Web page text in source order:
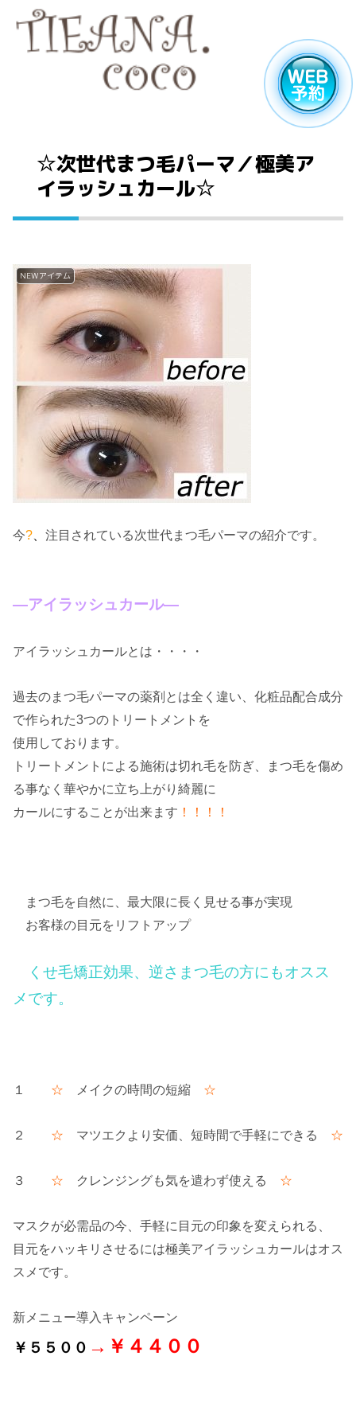
☆次世代まつ毛パーマ／極美ア
イラッシュカール☆
NEWアイテム
今? 注目されている次世代まつ毛パーマの紹介です。
―アイラッシュカール―
アイラッシュカールとは・・・・
過去のまつ毛パーマの薬剤とは全く違い、化粧品配合成分
で作られた3つのトリートメントを
使用しております。
トリートメントによる施術は切れ毛を防ぎ、まつ毛を傷め
る事なく華やかに立ち上がり綺麗に
カールにすることが出来ます ！！！！
まつ毛を自然に、最大限に長く見せる事が実現
お客様の目元をリフトアップ
くせ毛矯正効果、逆さまつ毛の方にもオスス
メです。
１ ☆ メイクの時間の短縮 ☆
２ ☆ マツエクより安価、短時間で手軽にできる ☆
３ ☆ クレンジングも気を遣わず使える ☆
マスクが必需品の今、手軽に目元の印象を変えられる、
目元をハッキリさせるには極美アイラッシュカールはオス
スメです。
新メニュー導入キャンペーン
￥５５００ →￥４４００